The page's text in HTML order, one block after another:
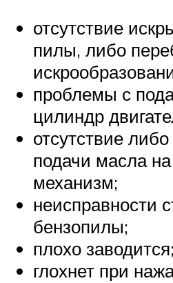
отсутствие
пилы, либо
проблемы с
цилиндр
отсутствие
подачи масла
механизм;
неисправности
бензопилы;
плохо заводится;
глохнет при